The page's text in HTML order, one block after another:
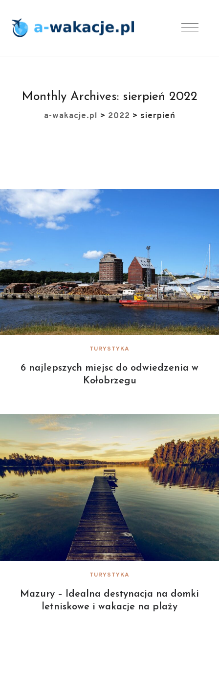
Monthly Archives: sierpień 2022
a-wakacje.pl > 2022 > sierpień
TURYSTYKA
6 najlepszych miejsc do odwiedzenia w
Kołobrzegu
TURYSTYKA
Mazury – Idealna destynacja na domki
letniskowe i wakacje na plaży